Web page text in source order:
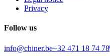
Privacy
Follow us
info@chiner.be+32 471 18 74 78